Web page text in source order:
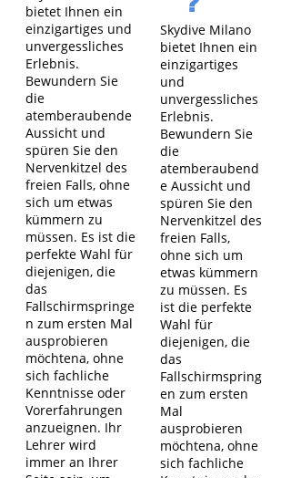
bietet Ihnen ein
einzigartiges und
unvergessliches
Erlebnis.
Bewundern Sie
die
atemberaubende
Aussicht und
spüren Sie den
Nervenkitzel des
freien Falls, ohne
sich um etwas
kümmern zu
müssen. Es ist die
perfekte Wahl für
diejenigen, die
das
Fallschirmspringe
n zum ersten Mal
ausprobieren
möchtena, ohne
sich fachliche
Kenntnisse oder
Vorerfahrungen
anzueignen. Ihr
Lehrer wird
immer an Ihrer
Skydive Milano
bietet Ihnen ein
einzigartiges
und
unvergessliches
Erlebnis.
Bewundern Sie
die
atemberaubend
e Aussicht und
spüren Sie den
Nervenkitzel des
freien Falls,
ohne sich um
etwas kümmern
zu müssen. Es
ist die perfekte
Wahl für
diejenigen, die
das
Fallschirmspring
en zum ersten
Mal
ausprobieren
möchtena, ohne
sich fachliche